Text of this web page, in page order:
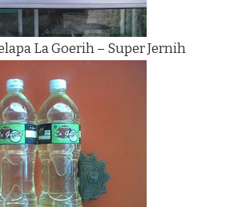
La Goerih – Super Jernih